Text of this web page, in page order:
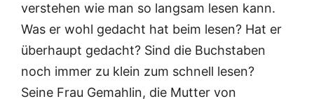
verstehen wie man so langsam lesen kann.
Was er wohl gedacht hat beim lesen? Hat er
überhaupt gedacht? Sind die Buchstaben
noch immer zu klein zum schnell lesen?
Seine Frau Gemahlin, die Mutter von